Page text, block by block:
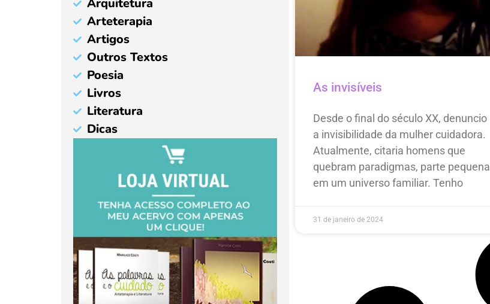
Arteterapia
Artigos
Outros Textos
Poesia
Livros
Literatura
Dicas
As invisíveis
Desde o final do século XX, denuncio
a invisibilidade da mulher cuidadora.
Atualmente, citaria homens que
quebram paradigmas, parte pequena
em um universo familiar. Tenho
31 de janeiro de 2024